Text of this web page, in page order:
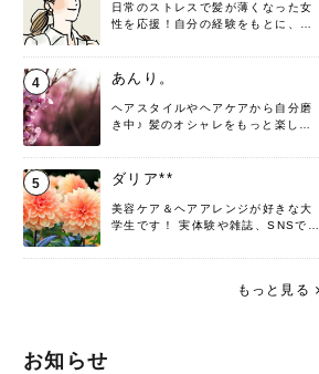
日常のストレスで髪が薄くなった女
性を応援！自分の経験をもとに、執
4 あんり。
ヘアスタイルやヘアケアから自分磨
き中♪ 髪のオシャレをもっと楽しめ
♡ 役立つ情報をお届けできるように
頑張ります！よろしくお願いしま
5 ダリア**
美容ケア＆ヘアアレンジが好きな大
学生です！ 実体験や雑誌、SNSで知
す。 これからよろしくお願いします
もっと見る
お知らせ